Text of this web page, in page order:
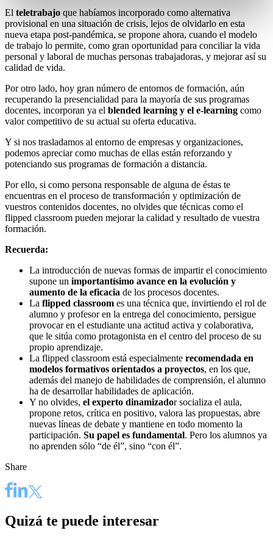
El teletrabajo que habíamos incorporado como alternativa
provisional en una situación de crisis, lejos de olvidarlo en esta
nueva etapa post-pandémica, se propone ahora, cuando el modelo
de trabajo lo permite, como gran oportunidad para conciliar la vida
personal y laboral de muchas personas trabajadoras, y mejorar así su
calidad de vida.
Por otro lado, hoy gran número de entornos de formación, aún
recuperando la presencialidad para la mayoría de sus programas
docentes, incorporan ya el blended learning y el e-learning como
valor competitivo de su actual su oferta educativa.
Y si nos trasladamos al entorno de empresas y organizaciones,
podemos apreciar como muchas de ellas están reforzando y
potenciando sus programas de formación a distancia.
Por ello, si como persona responsable de alguna de éstas te
encuentras en el proceso de transformación y optimización de
vuestros contenidos docentes, no olvides que técnicas como el
flipped classroom pueden mejorar la calidad y resultado de vuestra
formación.
Recuerda:
La introducción de nuevas formas de impartir el conocimiento
supone un importantísimo avance en la evolución y
aumento de la eficacia de los procesos docentes.
La flipped classroom es una técnica que, invirtiendo el rol de
alumno y profesor en la entrega del conocimiento, persigue
provocar en el estudiante una actitud activa y colaborativa,
que le sitúa como protagonista en el centro del proceso de su
propio aprendizaje.
La flipped classroom está especialmente recomendada en
modelos formativos orientados a proyectos, en los que,
además del manejo de habilidades de comprensión, el alumno
ha de desarrollar habilidades de aplicación.
Y no olvides, el experto dinamizador socializa el aula,
propone retos, crítica en positivo, valora las propuestas, abre
nuevas líneas de debate y mantiene en todo momento la
participación. Su papel es fundamental. Pero los alumnos ya
no aprenden sólo “de él”, sino “con él”.
Share
Quizá te puede interesar